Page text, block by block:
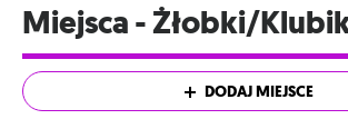
Miejsca - Żłobki/
DODAJ MIEJSCE